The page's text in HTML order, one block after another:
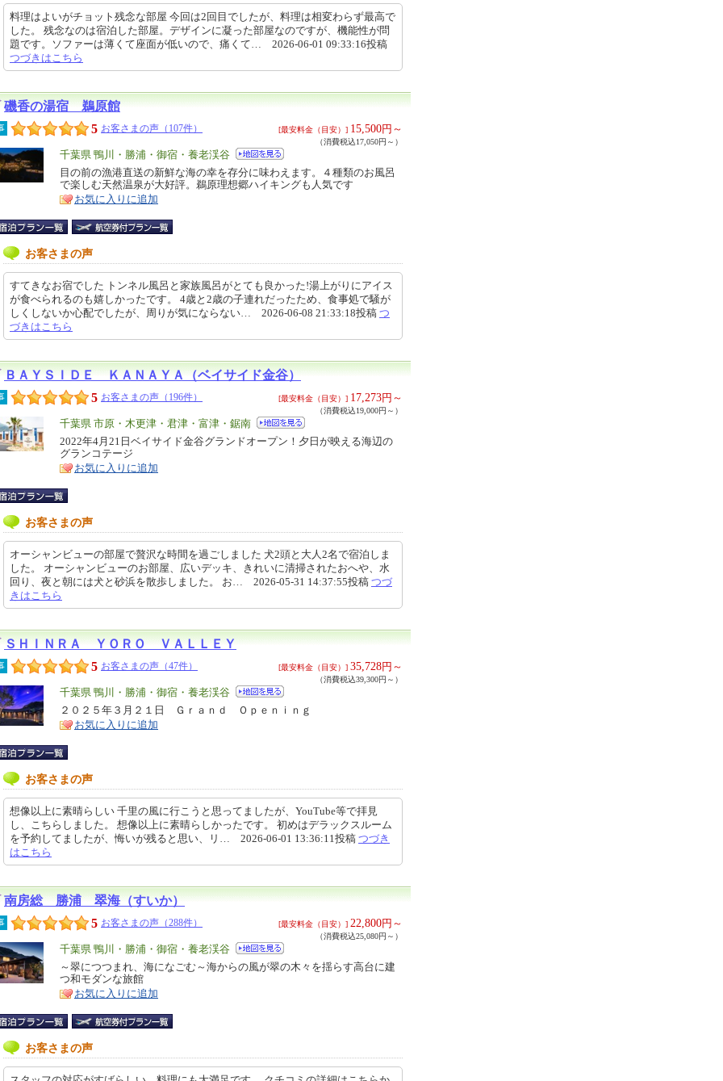
料理はよいがチョット残念な部屋 今回は2回目でしたが、料理は相変わらず最高で
した。 残念なのは宿泊した部屋。デザインに凝った部屋なのですが、機能性が問
題です。ソファーは薄くて座面が低いので、痛くて… 2026-06-01 09:33:16投稿
つづきはこちら
磯香の湯宿 鵜原館
5 お客さまの声（107件） [最安料金（目安）] 15,500円～
（消費税込17,050円～）
エ
リ
ア
千葉県 鴨川・勝浦・御宿・養老渓谷
特
徴
目の前の漁港直送の新鮮な海の幸を存分に味わえます。４種類のお風呂
で楽しむ天然温泉が大好評。鵜原理想郷ハイキングも人気です
お気に入りに追加
お客さまの声
すてきなお宿でした トンネル風呂と家族風呂がとても良かった!湯上がりにアイス
が食べられるのも嬉しかったです。 4歳と2歳の子連れだったため、食事処で騒が
しくしないか心配でしたが、周りが気にならない… 2026-06-08 21:33:18投稿 つ
づきはこちら
ＢＡＹＳＩＤＥ ＫＡＮＡＹＡ（ベイサイド金谷）
5 お客さまの声（196件） [最安料金（目安）] 17,273円～
（消費税込19,000円～）
エ
リ
ア
千葉県 市原・木更津・君津・富津・鋸南
特
徴
2022年4月21日ベイサイド金谷グランドオープン！夕日が映える海辺の
グランコテージ
お気に入りに追加
お客さまの声
オーシャンビューの部屋で贅沢な時間を過ごしました 犬2頭と大人2名で宿泊しま
した。 オーシャンビューのお部屋、広いデッキ、きれいに清掃されたおへや、水
回り、夜と朝には犬と砂浜を散歩しました。 お… 2026-05-31 14:37:55投稿 つづ
きはこちら
ＳＨＩＮＲＡ ＹＯＲＯ ＶＡＬＬＥＹ
5 お客さまの声（47件） [最安料金（目安）] 35,728円～
（消費税込39,300円～）
エ
リ
ア
千葉県 鴨川・勝浦・御宿・養老渓谷
特
徴
２０２５年３月２１日 Ｇｒａｎｄ Ｏｐｅｎｉｎｇ
お気に入りに追加
お客さまの声
想像以上に素晴らしい 千里の風に行こうと思ってましたが、YouTube等で拝見
し、こちらしました。 想像以上に素晴らしかったです。 初めはデラックスルーム
を予約してましたが、悔いが残ると思い、リ… 2026-06-01 13:36:11投稿 つづき
はこちら
南房総 勝浦 翠海（すいか）
5 お客さまの声（288件） [最安料金（目安）] 22,800円～
（消費税込25,080円～）
エ
リ
ア
千葉県 鴨川・勝浦・御宿・養老渓谷
特
徴
～翠につつまれ、海になごむ～海からの風が翠の木々を揺らす高台に建
つ和モダンな旅館
お気に入りに追加
お客さまの声